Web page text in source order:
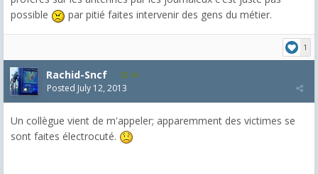
possible
par pitié faites intervenir des gens du métier.
1
Rachid-Sncf 46
Posted July 12, 2013
Un collègue vient de m'appeler; apparemment des victimes se
sont faites électrocuté.